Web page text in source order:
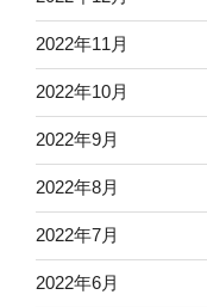
2022年11月
2022年10月
2022年9月
2022年8月
2022年7月
2022年6月